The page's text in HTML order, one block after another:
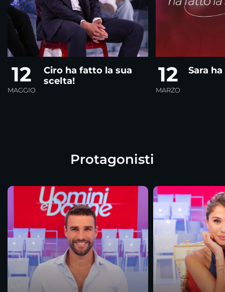
12
MAGGIO
Ciro ha fatto la sua
scelta!
12
MARZO
Sara
Protagonisti